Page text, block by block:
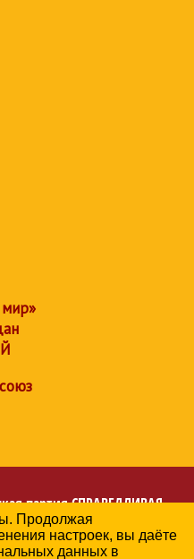
партияСПРАВЕДЛИВАЯ
в Чувашской Республике
Продолжая
настроек, вы даёте
данных в